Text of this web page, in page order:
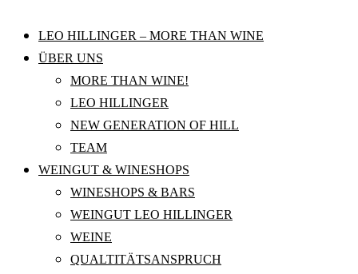
LEO HILLINGER – MORE THAN WINE
ÜBER UNS
MORE THAN WINE!
LEO HILLINGER
NEW GENERATION OF HILL
TEAM
WEINGUT & WINESHOPS
WINESHOPS & BARS
WEINGUT LEO HILLINGER
WEINE
QUALTITÄTSANSPRUCH